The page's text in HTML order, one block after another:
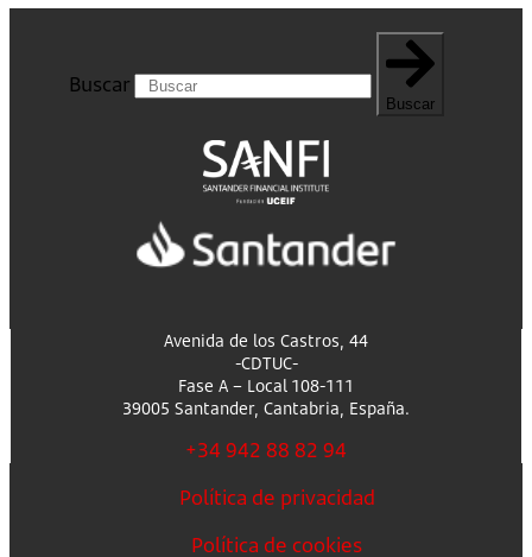
Buscar
Buscar
Avenida de los Castros, 44
-CDTUC-
Fase A – Local 108-111
39005 Santander, Cantabria, España.
+34 942 88 82 94
Política de privacidad
Política de cookies